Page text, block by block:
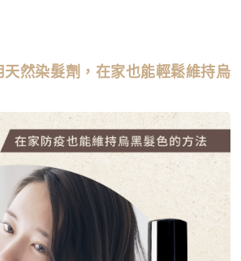
天然染髮劑，在家也能輕鬆維持烏